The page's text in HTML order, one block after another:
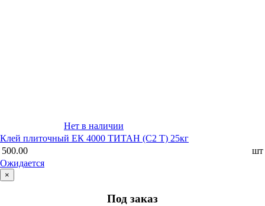
Нет в наличии
Клей плиточный ЕК 4000 ТИТАН (С2 T) 25кг
500.00
шт
Ожидается
×
Под заказ